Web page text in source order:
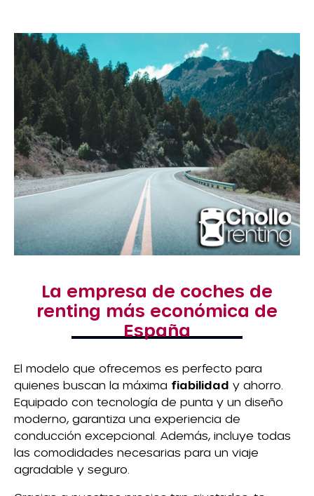
La empresa de coches de
renting más económica de
España
El modelo que ofrecemos es perfecto para
quienes buscan la máxima fiabilidad y ahorro.
Equipado con tecnología de punta y un diseño
moderno, garantiza una experiencia de
conducción excepcional. Además, incluye todas
las comodidades necesarias para un viaje
agradable y seguro.